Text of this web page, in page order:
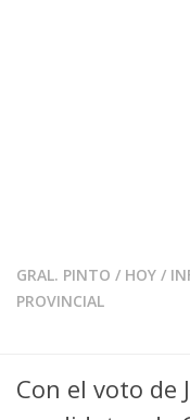
GRAL. PINTO / HOY /
PROVINCIAL
Con el voto de